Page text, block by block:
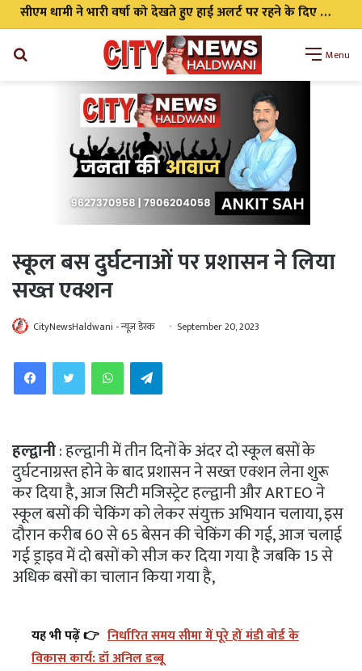
सीएम धामी ने भारी वर्षा को देखते हुए हाई अलर्ट पर रहने के दिए निर्देश सभी एजेंसी को किया अलर्ट
Menu
स्कूल बस दुर्घटनाओं पर प्रशासन ने लिया
सख्त एक्शन
CityNewsHaldwani - न्यूज़ डेस्क September 20, 2023
WhatsAppTelegram
हल्द्वानी: हल्द्वानी में तीन दिनों के अंदर दो स्कूल बसों के
दुर्घटनाग्रस्त होने के बाद प्रशासन ने सख्त एक्शन लेना शुरू
कर दिया है, आज सिटी मजिस्ट्रेट हल्द्वानी और ARTEO ने
स्कूल बसों की चेकिंग को लेकर संयुक्त अभियान चलाया, इस
दौरान करीब 60 से 65 बेसन की चेकिंग की गई, आज चलाई
गई ड्राइव में दो बसों को सीज कर दिया गया है जबकि 15 से
अधिक बसों का चालान किया गया है,
यह भी पढ़ें 👉 निर्धारित समय सीमा में पूरे हों मंडी बोर्ड के
विकास कार्य: डॉ अनिल डब्बू